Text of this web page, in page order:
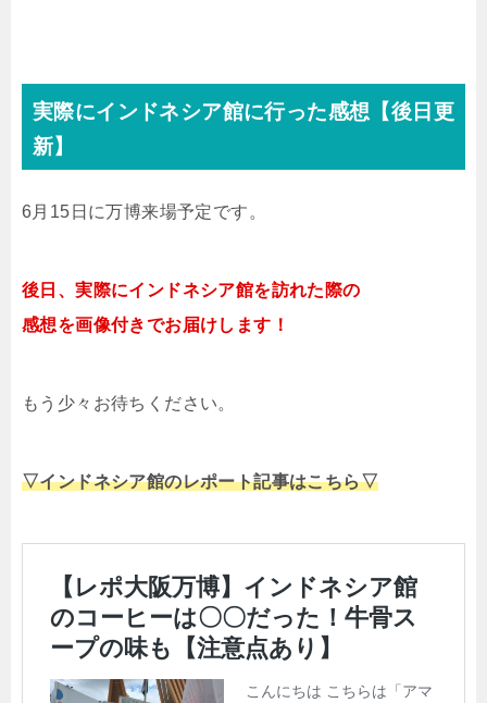
実際にインドネシア館に行った感想【後日更
新】
6月15日に万博来場予定です。
後日、実際にインドネシア館を訪れた際の
感想を画像付きでお届けします！
もう少々お待ちください。
▽インドネシア館のレポート記事はこちら▽